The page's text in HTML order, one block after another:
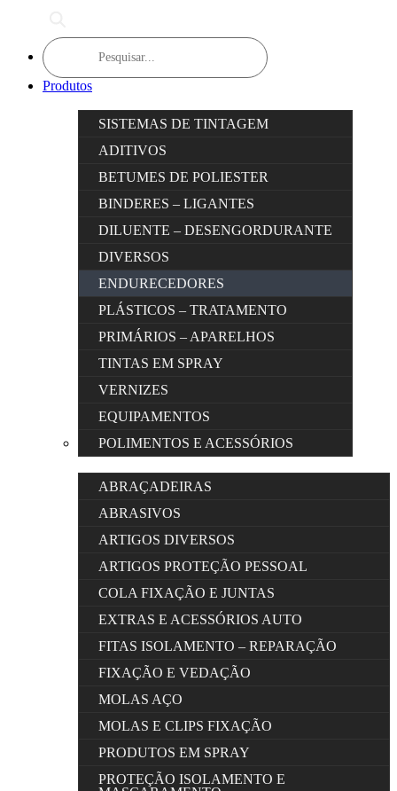
Products
search
Produtos
SISTEMAS DE TINTAGEM
ADITIVOS
BETUMES DE POLIESTER
BINDERES – LIGANTES
DILUENTE – DESENGORDURANTE
DIVERSOS
ENDURECEDORES
PLÁSTICOS – TRATAMENTO
PRIMÁRIOS – APARELHOS
TINTAS EM SPRAY
VERNIZES
EQUIPAMENTOS
POLIMENTOS E ACESSÓRIOS
ABRAÇADEIRAS
ABRASIVOS
ARTIGOS DIVERSOS
ARTIGOS PROTEÇÃO PESSOAL
COLA FIXAÇÃO E JUNTAS
EXTRAS E ACESSÓRIOS AUTO
FITAS ISOLAMENTO – REPARAÇÃO
FIXAÇÃO E VEDAÇÃO
MOLAS AÇO
MOLAS E CLIPS FIXAÇÃO
PRODUTOS EM SPRAY
PROTEÇÃO ISOLAMENTO E